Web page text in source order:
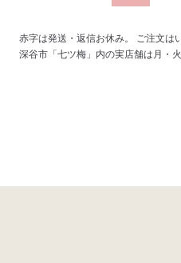
赤字は発送・返信お休み。 ご注文は
深谷市「七ツ梅」内の実店舗は月・火